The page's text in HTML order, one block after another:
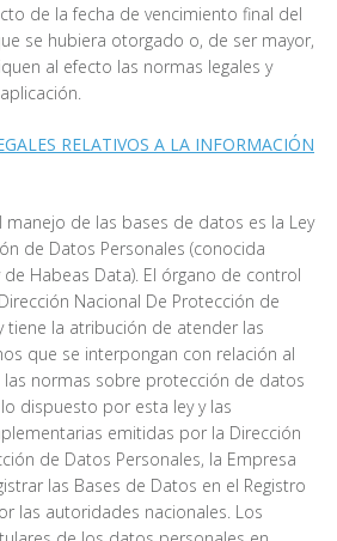
de la fecha de vencimiento final del
se hubiera otorgado o, de ser mayor,
al efecto las normas legales y
RELATIVOS A LA INFORMACIÓN
manejo de las bases de datos es la Ley
de Datos Personales (conocida
Habeas Data). El órgano de control
Nacional De Protección de
tiene la atribución de atender las
que se interpongan con relación al
normas sobre protección de datos
dispuesto por esta ley y las
emitidas por la Dirección
de Datos Personales, la Empresa
las Bases de Datos en el Registro
las autoridades nacionales. Los